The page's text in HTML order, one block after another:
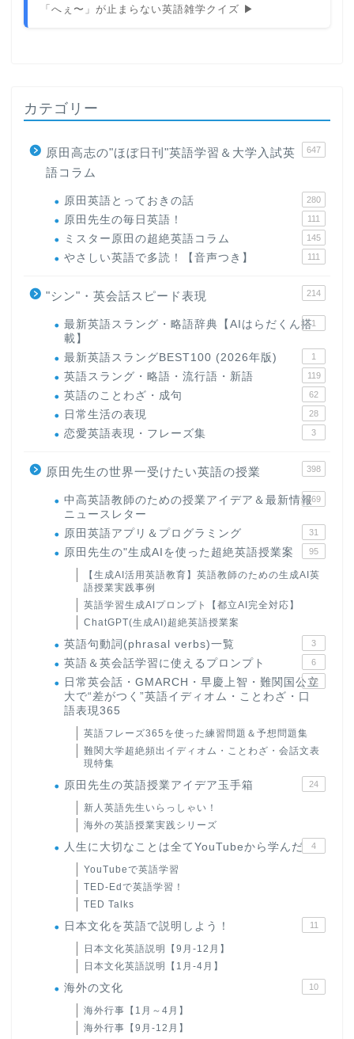
「へぇ〜」が止まらない英語雑学クイズ ▶
カテゴリー
原田高志の"ほぼ日刊"英語学習＆大学入試英
語コラム
647
原田英語とっておきの話 280
原田先生の毎日英語！ 111
ミスター原田の超絶英語コラム 145
やさしい英語で多読！【音声つき】 111
"シン"・英会話スピード表現 214
最新英語スラング・略語辞典【AIはらだくん搭
載】
1
最新英語スラングBEST100 (2026年版) 1
英語スラング・略語・流行語・新語 119
英語のことわざ・成句 62
日常生活の表現 28
恋愛英語表現・フレーズ集 3
原田先生の世界一受けたい英語の授業 398
中高英語教師のための授業アイデア＆最新情報
ニュースレター
169
原田英語アプリ＆プログラミング 31
原田先生の"生成AIを使った超絶英語授業案 95
【生成AI活用英語教育】英語教師のための生成AI英
語授業実践事例
英語学習生成AIプロンプト【都立AI完全対応】
ChatGPT(生成AI)超絶英語授業案
英語句動詞(phrasal verbs)一覧 3
英語＆英会話学習に使えるプロンプト 6
日常英会話・GMARCH・早慶上智・難関国公立
大で“差がつく”英語イディオム・ことわざ・口
語表現365
22
英語フレーズ365を使った練習問題＆予想問題集
難関大学超絶頻出イディオム・ことわざ・会話文表
現特集
原田先生の英語授業アイデア玉手箱 24
新人英語先生いらっしゃい！
海外の英語授業実践シリーズ
人生に大切なことは全てYouTubeから学んだ 4
YouTubeで英語学習
TED-Edで英語学習！
TED Talks
日本文化を英語で説明しよう！ 11
日本文化英語説明【9月-12月】
日本文化英語説明【1月-4月】
海外の文化 10
海外行事【1月～4月】
海外行事【9月-12月】